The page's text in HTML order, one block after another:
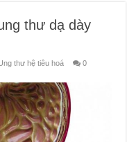
thư dạ dày
thư hệ tiêu hoá
0